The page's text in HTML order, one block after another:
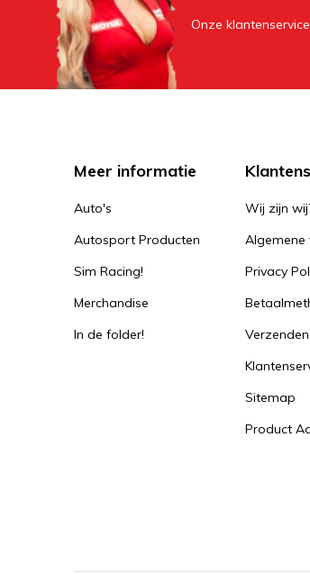
Onze
Meer informatie
Auto's
Autosport Producten
Sim Racing!
Merchandise
In de folder!
Wij zijn
Privacy
Sitemap
Product